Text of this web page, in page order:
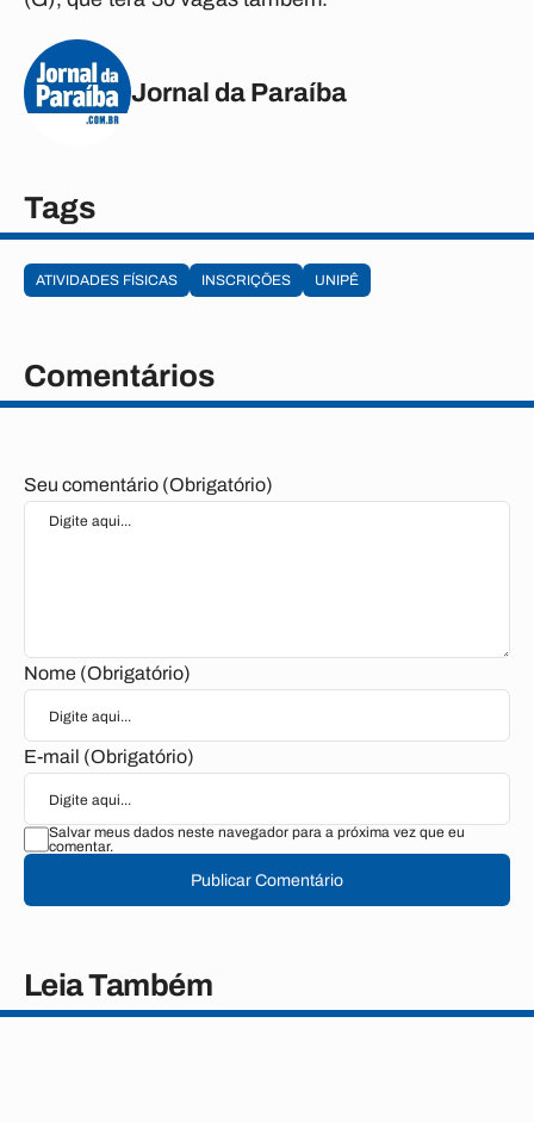
Jornal da Paraíba
Tags
ATIVIDADES FÍSICAS INSCRIÇÕES UNIPÊ
Comentários
Seu comentário (Obrigatório)
Nome (Obrigatório)
E-mail (Obrigatório)
Salvar meus dados neste navegador para a próxima vez que eu
comentar.
Publicar Comentário
Leia Também